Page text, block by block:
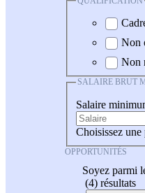
Non
Non
SALAIRE BRUT
Salaire
Choisissez
OPPORTUNITÉS
Soyez parmi
(4) résultats